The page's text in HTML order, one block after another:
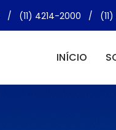
/ (11) 4214-2000 /
INÍCIO